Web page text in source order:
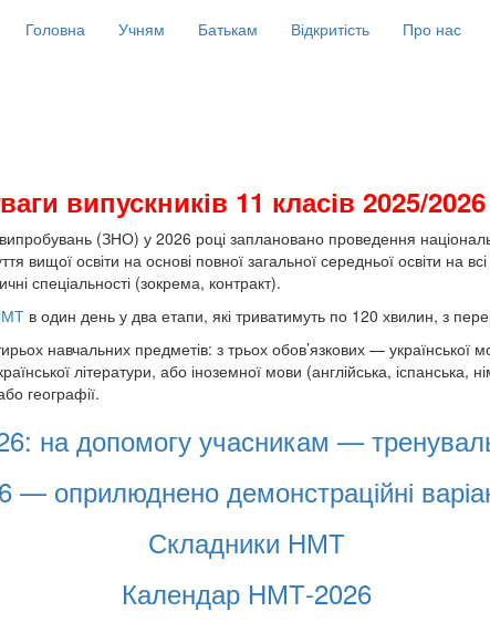
Головна Учням Батькам Відкритість Про нас
випускників 11 класів 2025/
(ЗНО) у 2026 році заплановано проведення
вищої освіти на основі повної загальної середньої освіти на
спеціальності (зокрема, контракт).
в один день у два етапи, які триватимуть по 120 хвилин, з
навчальних предметів: з трьох обов’язкових — української
літератури, або іноземної мови (англійська, іспанська,
географії.
на допомогу учасникам —
оприлюднено демонстраційні
Складники НМТ
Календар НМТ-2026